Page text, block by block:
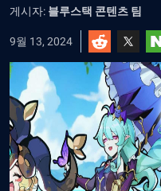
게시자: 블루스택 콘텐츠 팀
9월 13, 2024